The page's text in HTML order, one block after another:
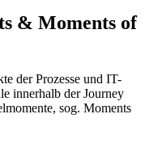
& Moments of
der Prozesse und IT-
innerhalb der Journey
sog. Moments